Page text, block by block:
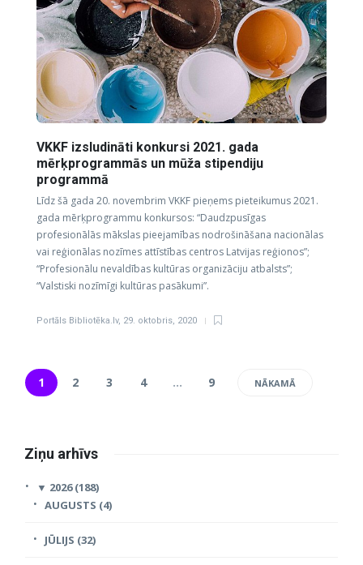
VKKF izsludināti konkursi 2021. gada
mērķprogrammās un mūža stipendiju
programmā
Līdz šā gada 20. novembrim VKKF pieņems pieteikumus 2021.
gada mērķprogrammu konkursos: “Daudzpusīgas
profesionālās mākslas pieejamības nodrošināšana nacionālas
vai reģionālas nozīmes attīstības centros Latvijas reģionos”;
“Profesionālu nevaldības kultūras organizāciju atbalsts”;
“Valstiski nozīmīgi kultūras pasākumi”.
Portāls Bibliotēka.lv, 29. oktobris, 2020
1 2 3 4 … 9 NĀKAMĀ
Ziņu arhīvs
▼ 2026 (188)
AUGUSTS (4)
JŪLIJS (32)